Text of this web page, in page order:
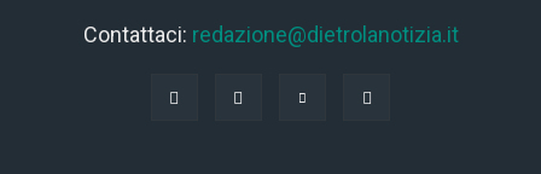
Contattaci: redazione@dietrolanotizia.it